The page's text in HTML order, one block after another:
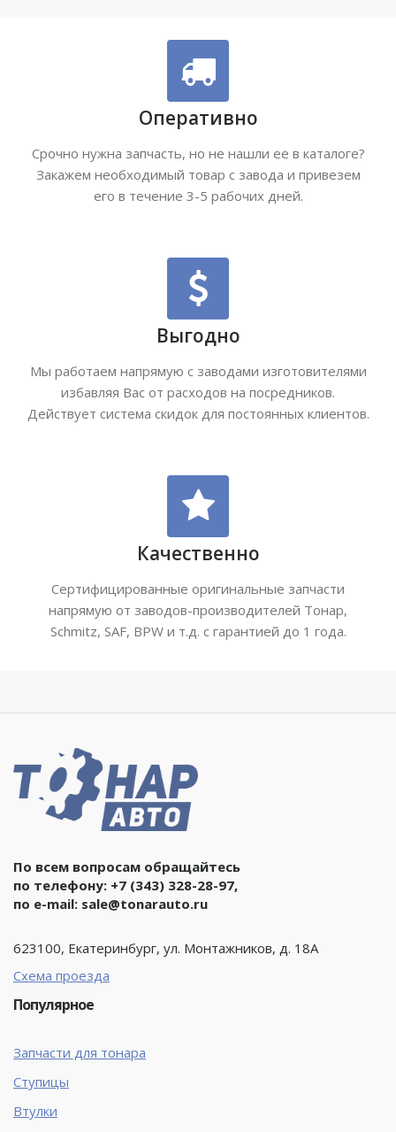
Оперативно
Срочно нужна запчасть, но не нашли ее в каталоге?
Закажем необходимый товар с завода и привезем
его в течение 3-5 рабочих дней.
Выгодно
Мы работаем напрямую с заводами изготовителями
избавляя Вас от расходов на посредников.
Действует система скидок для постоянных клиентов.
Качественно
Сертифицированные оригинальные запчасти
напрямую от заводов-производителей Тонар,
Schmitz, SAF, BPW и т.д. с гарантией до 1 года.
По всем вопросам обращайтесь
по телефону: +7 (343) 328-28-97,
по e-mail: sale@tonarauto.ru
623100, Екатеринбург, ул. Монтажников, д. 18А
Схема проезда
Популярное
Запчасти для тонара
Ступицы
Втулки